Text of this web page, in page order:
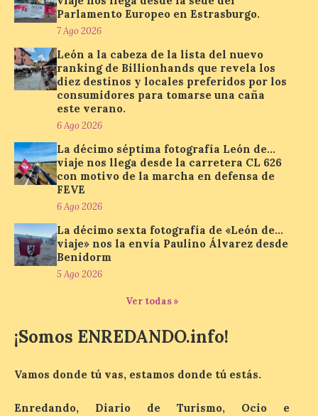
solar del 12 de agosto de 2026 sin
obstáculos. El visor es una herramienta a
Paradores renueva su
compromiso con La Vuelta
como patrocinador oficial
7 Ago 2026
La cadena hotelera pública
en la zona de descanso
y, como novedad, en el
Leaders Lounge, dos espacios exclusivos
para los ciclistas. El recorrido de La
Vuelta discurrirá junto a 17 […]
Última llamada: Eclipse
total del 12 de agosto.
precio
Parlamento Europeo en Estrasburgo.
7 Ago 2026
León a la cabeza de la lista del nuevo
ranking de Billionhands que revela los
diez destinos y locales preferidos por los
consumidores para tomarse una caña
este verano.
6 Ago 2026
La décimo séptima fotografía León de…
viaje nos llega desde la carretera CL 626
con motivo de la marcha en defensa de
FEVE
6 Ago 2026
La décimo sexta fotografía de «León de…
viaje» nos la envía Paulino Álvarez desde
Benidorm
5 Ago 2026
Ver todas »
¡Somos ENREDANDO.info!
Vamos donde tú vas, estamos donde tú estás.
Enredando, Diario de Turismo, Ocio e